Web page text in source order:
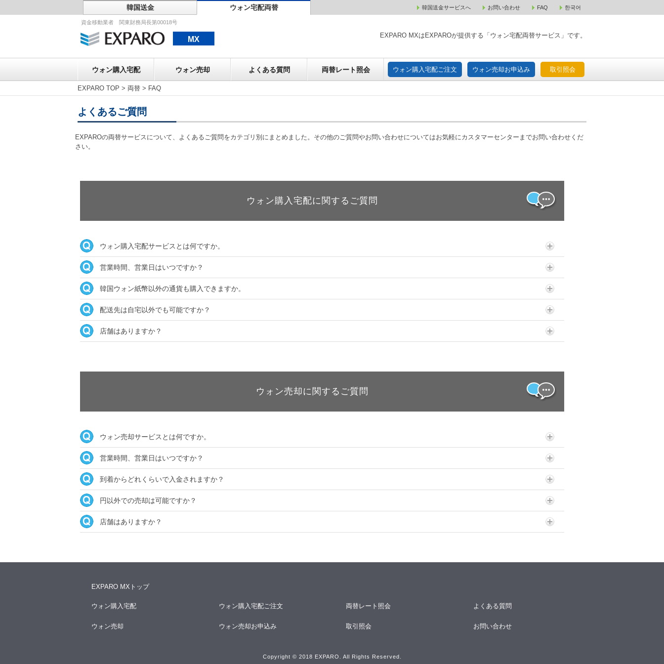
韓国送金 ウォン宅配両替 韓国送金サービスへ お問い合わせ FAQ 한국어
資金移動業者 関東財務局長第00018号
MX EXPARO MXはEXPAROが提供する「ウォン宅配両替サービス」です。
ウォン購入宅配 ウォン売却 よくある質問 両替レート照会 ウォン購入宅配ご注文 ウォン売却お申込み 取引照会
ウォン売却 ウォン購入宅配ご注文 ウォン売却お申込み 取引照会
EXPARO TOP > 両替 > FAQ
よくあるご質問
EXPAROの両替サービスについて、よくあるご質問をカテゴリ別にまとめました。その他のご質問やお問い合わせについてはお気軽にカスタマーセンターまでお問い合わせくだ
さい。
ウォン購入宅配に関するご質問
ウォン購入宅配サービスとは何ですか。
営業時間、営業日はいつですか？
韓国ウォン紙幣以外の通貨も購入できますか。
配送先は自宅以外でも可能ですか？
店舗はありますか？
ウォン売却に関するご質問
ウォン売却サービスとは何ですか。
営業時間、営業日はいつですか？
到着からどれくらいで入金されますか？
円以外での売却は可能ですか？
店舗はありますか？
EXPARO MXトップ
ウォン購入宅配 ウォン購入宅配ご注文 両替レート照会 よくある質問
ウォン売却 ウォン売却お申込み 取引照会 お問い合わせ
Copyright © 2018 EXPARO. All Rights Reserved.